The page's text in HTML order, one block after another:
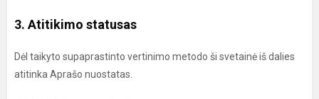
3. Atitikimo statusas
Dėl taikyto supaprastinto vertinimo metodo ši svetainė iš dalies
atitinka Aprašo nuostatas.